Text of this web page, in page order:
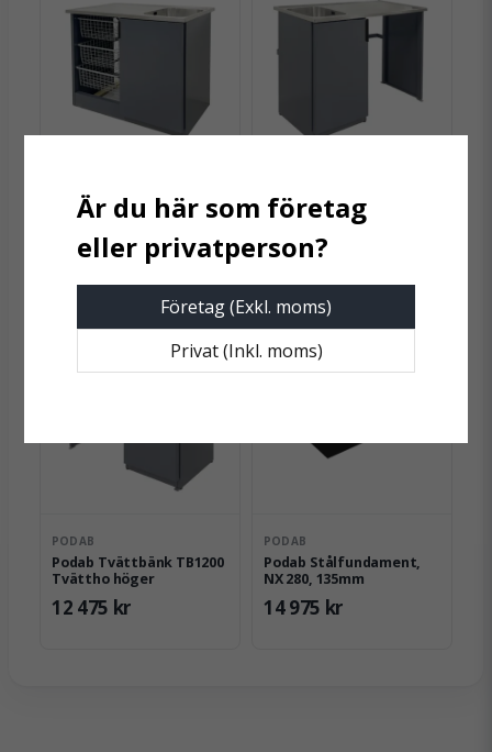
Tre trådbackar för praktisk förvaring
Dörr med dubbla förvaringsfack, barnspärr och
dolda gångjärn
Justerbara fötter för optimal arbetshöjd
Förstärkt baksida med krysstag och väggfäste
Specifikationer:
Mått (B × D × H):1000 × 600 × 900 mm
email
Mejladress
Ja, ni får publicera min fråga
Skicka fråga
PODAB
Podab Tvättbänk TB1000
12 475 kr
Podab Tvättbänk TB1200
12 475 kr
PODAB
Podab Tvättbänk TB1200
Tvättho höger
12 475 kr
PODAB
Podab Stålfundament,
NX 280, 135mm
14 975 kr
Företag (Exkl. moms)
Privat (Inkl. moms)